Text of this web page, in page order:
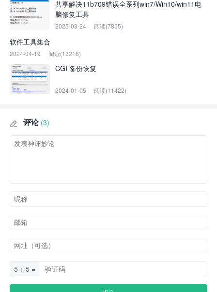
共享解决11b709错误全系列win7/Win10/win11电
脑修复工具
2025-03-24 阅读(7855)
软件工具集合
2024-04-19 阅读(13216)
CGI 备份恢复
2024-01-05 阅读(11422)
 评论 (3)
5 + 5 =